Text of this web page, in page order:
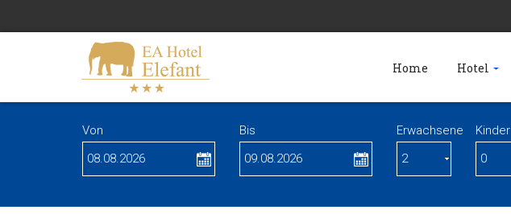
Home Hotel
Von Bis Erwachsene Kinder